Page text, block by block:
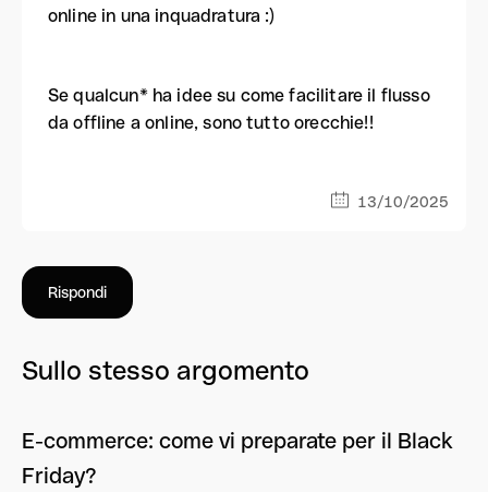
online in una inquadratura :)
Se qualcun* ha idee su come facilitare il flusso
da offline a online, sono tutto orecchie!!
13/10/2025
Rispondi
Sullo stesso argomento
E-commerce: come vi preparate per il Black
Friday?